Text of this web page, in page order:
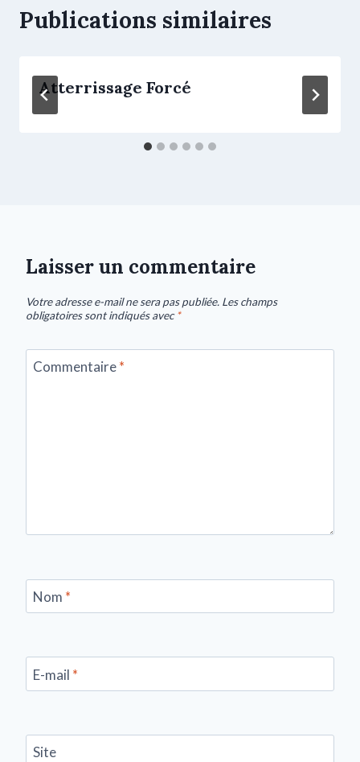
Publications similaires
Atterrissage Forcé
Laisser un commentaire
Votre adresse e-mail ne sera pas publiée. Les champs
obligatoires sont indiqués avec*
Commentaire*
Nom *
E-mail *
Site